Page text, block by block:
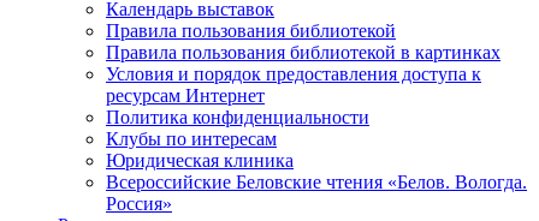
Календарь выставок
Правила пользования библиотекой
Правила пользования библиотекой в картинках
Условия и порядок предоставления доступа к
ресурсам Интернет
Политика конфиденциальности
Клубы по интересам
Юридическая клиника
Всероссийские Беловские чтения «Белов. Вологда.
Россия»